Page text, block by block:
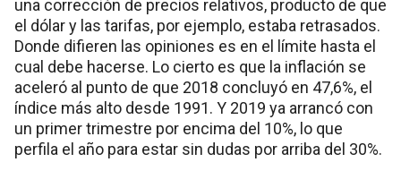
una corrección de precios relativos, producto de que
el dólar y las tarifas, por ejemplo, estaba retrasados.
Donde difieren las opiniones es en el límite hasta el
cual debe hacerse. Lo cierto es que la inflación se
aceleró al punto de que 2018 concluyó en 47,6%, el
índice más alto desde 1991. Y 2019 ya arrancó con
un primer trimestre por encima del 10%, lo que
perfila el año para estar sin dudas por arriba del 30%.